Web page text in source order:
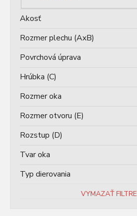
Akosť
Hrúbka (C)
Povrchová úprava
Rozmer oka
Rozmer otvoru (E)
Rozmer plechu (AxB)
Rozstup (D)
Tvar oka
Typ dierovania
VYMAZAŤ FILTRE